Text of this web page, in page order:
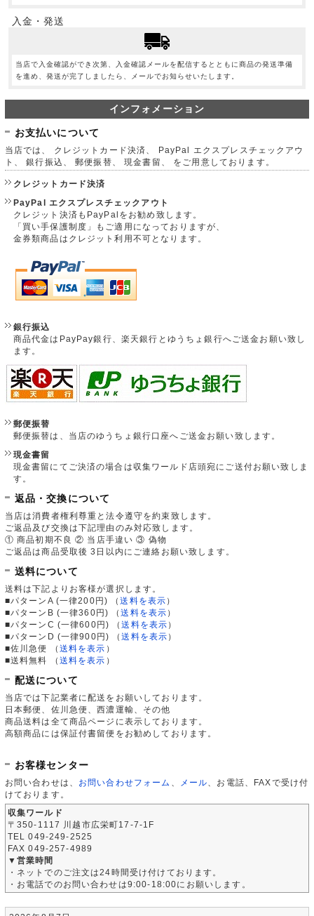
入金・発送
当店で入金確認ができ次第、入金確認メールを配信するとともに商品の発送準備
を進め、発送が完了しましたら、メールでお知らせいたします。
インフォメーション
お支払いについて
当店では、 クレジットカード決済、 PayPal エクスプレスチェックアウ
ト、 銀行振込、 郵便振替、 現金書留、 をご用意しております。
クレジットカード決済
PayPal エクスプレスチェックアウト
クレジット決済もPayPalをお勧め致します。
「買い手保護制度」もご適用になっておりますが、
金券類商品はクレジット利用不可となります。
銀行振込
商品代金はPayPay銀行、楽天銀行とゆうちょ銀行へご送金お願い致し
ます。
郵便振替
郵便振替は、当店のゆうちょ銀行口座へご送金お願い致します。
現金書留
現金書留にてご決済の場合は収集ワールド店頭宛にご送付お願い致しま
す。
返品・交換について
当店は消費者権利尊重と法令遵守を約束致します。
ご返品及び交換は下記理由のみ対応致します。
① 商品初期不良 ② 当店手違い ③ 偽物
ご返品は商品受取後 3日以内にご連絡お願い致します。
送料について
送料は下記よりお客様が選択します。
■パターンA (一律200円)
（送料を表示 ）
■パターンB (一律360円)
（送料を表示 ）
■パターンC (一律600円)
（送料を表示 ）
■パターンD (一律900円)
（送料を表示 ）
■佐川急便
（ 送料を表示 ）
■送料無料
（ 送料を表示 ）
配送について
当店では下記業者に配送をお願いしております。
日本郵便、佐川急便、西濃運輸、その他
商品送料は全て商品ページに表示しております。
高額商品には保証付書留便をお勧めしております。
お客様センター
お問い合わせは、 お問い合わせフォーム メール 、お電話、FAXで受け付
けております。
収集ワールド
〒350-1117 川越市広栄町17-7-1F
TEL 049-249-2525
FAX 049-257-4989
▼営業時間
・ネットでのご注文は24時間受け付けております。
・お電話でのお問い合わせは9:00-18:00にお願いします。